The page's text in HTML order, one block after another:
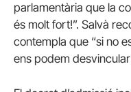
parlamentària que la
és molt fort!”. Salvà
contempla que “si no
ens podem